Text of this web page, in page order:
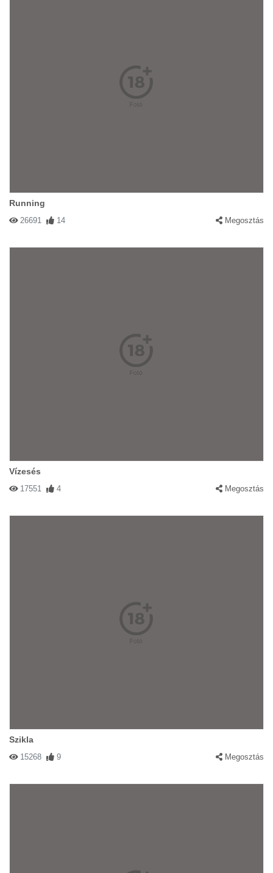
Running
26691 14 Megosztás
Vízesés
17551 4 Megosztás
Szikla
15268 9 Megosztás